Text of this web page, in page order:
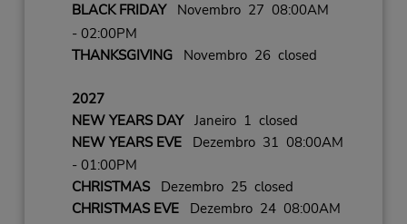
BLACK FRIDAYNovembro 27 08:00AM
- 02:00PM
THANKSGIVINGNovembro 26 closed
2027
NEW YEARS DAYJaneiro 1 closed
NEW YEARS EVEDezembro 31 08:00AM
- 01:00PM
CHRISTMASDezembro 25 closed
CHRISTMAS EVEDezembro 24 08:00AM